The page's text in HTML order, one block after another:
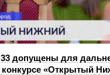
33 допущены для
конкурсе «Открытый